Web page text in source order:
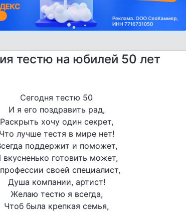
тестю на юбилей 50 лет
Сегодня тестю 50
И я его поздравить рад,
Раскрыть хочу один секрет,
Что лучше тестя в мире нет!
поддержит и поможет,
вкусненько готовить может,
своей специалист,
Душа компании, артист!
Желаю тестю я всегда,
Чтоб была крепкая семья,